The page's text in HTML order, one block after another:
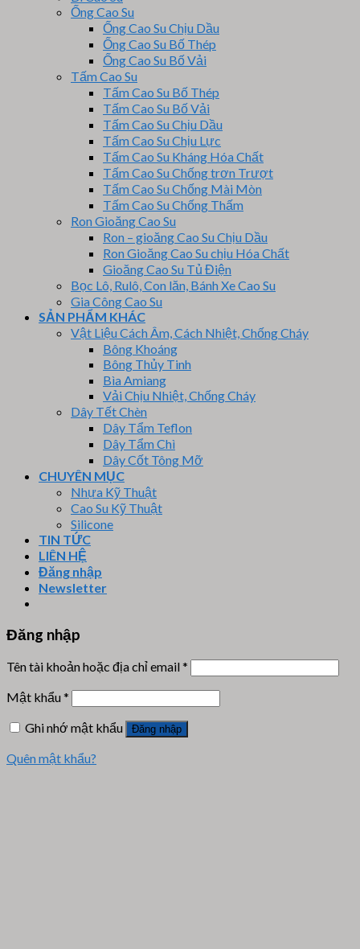
Ống Cao Su
Ống Cao Su Chịu Dầu
Ống Cao Su Bố Thép
Ống Cao Su Bố Vải
Tấm Cao Su
Tấm Cao Su Bố Thép
Tấm Cao Su Bố Vải
Tấm Cao Su Chịu Dầu
Tấm Cao Su Chịu Lực
Tấm Cao Su Kháng Hóa Chất
Tấm Cao Su Chống trơn Trượt
Tấm Cao Su Chống Mài Mòn
Tấm Cao Su Chống Thấm
Ron Gioăng Cao Su
Ron – gioăng Cao Su Chịu Dầu
Ron Gioăng Cao Su chịu Hóa Chất
Gioăng Cao Su Tủ Điện
Bọc Lô, Rulô, Con lăn, Bánh Xe Cao Su
Gia Công Cao Su
SẢN PHẨM KHÁC
Vật Liệu Cách Âm, Cách Nhiệt, Chống Cháy
Bông Khoáng
Bông Thủy Tinh
Bìa Amiang
Vải Chịu Nhiệt, Chống Cháy
Dây Tết Chèn
Dây Tẩm Teflon
Dây Tẩm Chì
Dây Cốt Tông Mỡ
CHUYÊN MỤC
Nhựa Kỹ Thuật
Cao Su Kỹ Thuật
Silicone
TIN TỨC
LIÊN HỆ
Đăng nhập
Newsletter
Đăng nhập
Tên tài khoản hoặc địa chỉ email*
Mật khẩu*
Ghi nhớ mật khẩu
Đăng nhập
Quên mật khẩu?